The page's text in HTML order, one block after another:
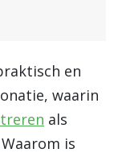
en
waarin
als
is